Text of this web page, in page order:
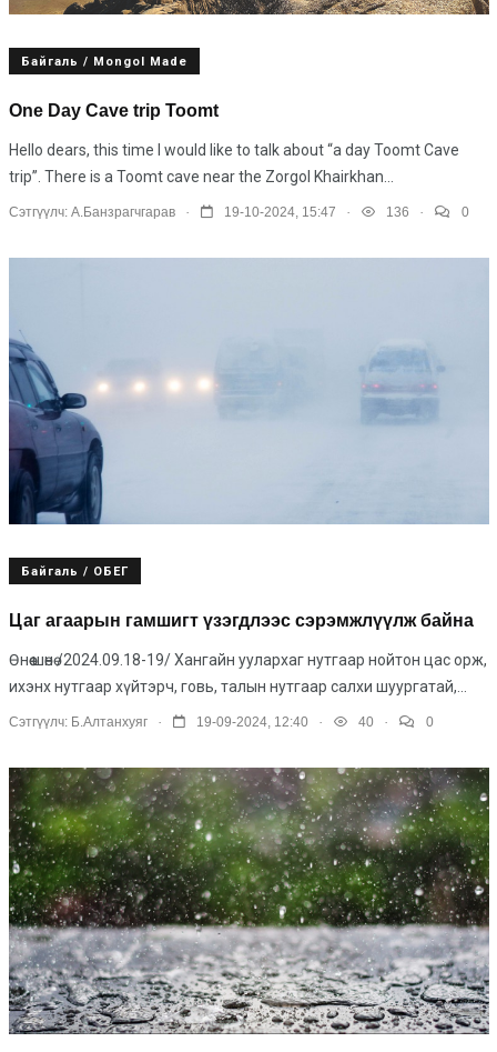
Байгаль / Mongol Made
One Day Cave trip Toomt
Hello dears, this time I would like to talk about “a day Toomt Cave
trip”. There is a Toomt cave near the Zorgol Khairkhan...
Сэтгүүлч: А.Банзрагчгарав . 19-10-2024, 15:47 . 136 . 0
Байгаль / ОБЕГ
Цаг агаарын гамшигт үзэгдлээс сэрэмжлүүлж байна
Өнөө шөнө /2024.09.18-19/ Хангайн уулархаг нутгаар нойтон цас орж,
ихэнх нутгаар хүйтэрч, говь, талын нутгаар салхи шуургатай,...
Сэтгүүлч: Б.Алтанхуяг . 19-09-2024, 12:40 . 40 . 0